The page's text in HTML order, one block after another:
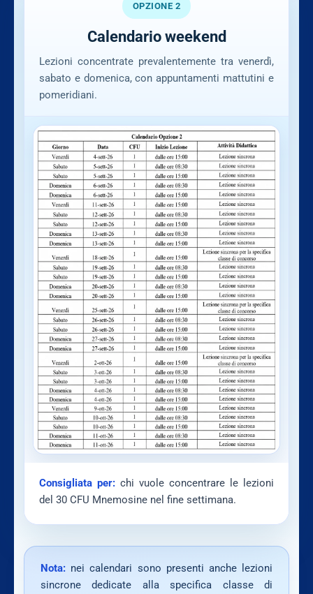
OPZIONE 2
Calendario weekend
Lezioni concentrate prevalentemente tra venerdì,
sabato e domenica, con appuntamenti mattutini e
pomeridiani.
Consigliata per: chi vuole concentrare le lezioni
del 30 CFU Mnemosine nel fine settimana.
Nota: nei calendari sono presenti anche lezioni
sincrone dedicate alla specifica classe di